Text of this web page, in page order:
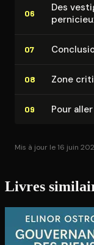
06
Des
07
08 Zone
09 Pour
Mis à jour le 16 juin
Livres